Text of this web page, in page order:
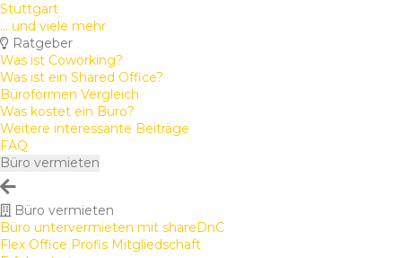
Stuttgart
... und viele mehr
Ratgeber
Was ist Coworking?
Was ist ein Shared Office?
Büroformen Vergleich
Was kostet ein Büro?
Weitere interessante Beiträge
FAQ
Büro vermieten
Büro vermieten
Büro untervermieten mit shareDnC
Flex Office Profis Mitgliedschaft